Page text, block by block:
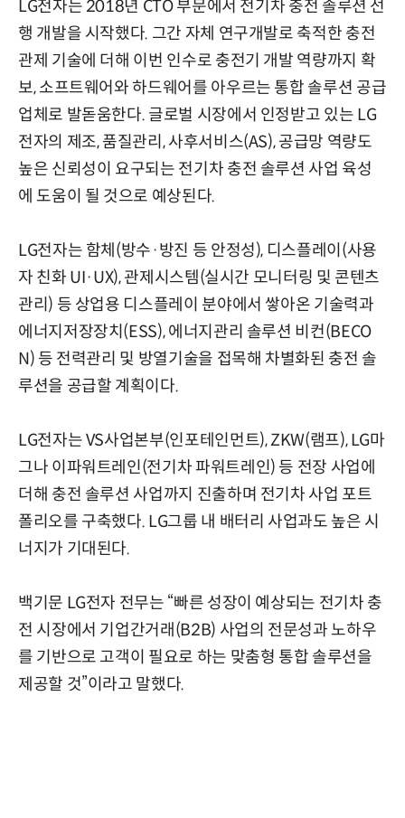
LG전자는 2018년 CTO 부문에서 전기차 충전 솔루션 선
행 개발을 시작했다. 그간 자체 연구개발로 축적한 충전
관제 기술에 더해 이번 인수로 충전기 개발 역량까지 확
보, 소프트웨어와 하드웨어를 아우르는 통합 솔루션 공급
업체로 발돋움한다. 글로벌 시장에서 인정받고 있는 LG
전자의 제조, 품질관리, 사후서비스(AS), 공급망 역량도
높은 신뢰성이 요구되는 전기차 충전 솔루션 사업 육성
에 도움이 될 것으로 예상된다.
LG전자는 함체(방수·방진 등 안정성), 디스플레이(사용
자 친화 UI·UX), 관제시스템(실시간 모니터링 및 콘텐츠
관리) 등 상업용 디스플레이 분야에서 쌓아온 기술력과
에너지저장장치(ESS), 에너지관리 솔루션 비컨(BECO
N) 등 전력관리 및 방열기술을 접목해 차별화된 충전 솔
루션을 공급할 계획이다.
LG전자는 VS사업본부(인포테인먼트), ZKW(램프), LG마
그나 이파워트레인(전기차 파워트레인) 등 전장 사업에
더해 충전 솔루션 사업까지 진출하며 전기차 사업 포트
폴리오를 구축했다. LG그룹 내 배터리 사업과도 높은 시
너지가 기대된다.
백기문 LG전자 전무는 “빠른 성장이 예상되는 전기차 충
전 시장에서 기업간거래(B2B) 사업의 전문성과 노하우
를 기반으로 고객이 필요로 하는 맞춤형 통합 솔루션을
제공할 것”이라고 말했다.